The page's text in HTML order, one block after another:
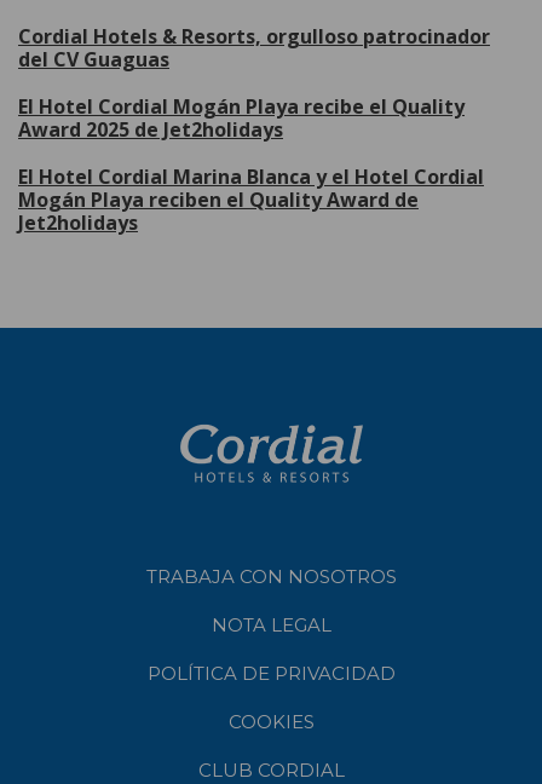
Cordial Hotels & Resorts, orgulloso patrocinador
del CV Guaguas
El Hotel Cordial Mogán Playa recibe el Quality
Award 2025 de Jet2holidays
El Hotel Cordial Marina Blanca y el Hotel Cordial
Mogán Playa reciben el Quality Award de
Jet2holidays
TRABAJA CON NOSOTROS
NOTA LEGAL
POLÍTICA DE PRIVACIDAD
COOKIES
CLUB CORDIAL